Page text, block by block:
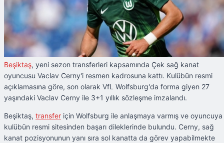
Beşiktaş, yeni sezon transferleri kapsamında Çek sağ kanat
oyuncusu Vaclav Cerny'i resmen kadrosuna kattı. Kulübün resmi
açıklamasına göre, son olarak VfL Wolfsburg'da forma giyen 27
yaşındaki Vaclav Cerny ile 3+1 yıllık sözleşme imzalandı.
Beşiktaş, transfer için Wolfsburg ile anlaşmaya varmış ve oyuncuya
kulübün resmi sitesinden başarı dileklerinde bulundu. Cerny, sağ
kanat pozisyonunun yanı sıra sol kanatta da görev yapabilmekte